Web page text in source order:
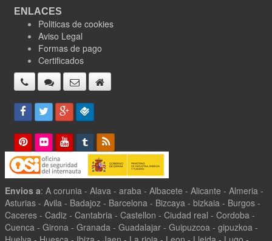
ENLACES
Politicas de cookies
Aviso Legal
Formas de pago
Certificados
Envios a: A corunia - Alava - araba - Albacete - Alicante - Almeria -
Asturias - Avila - Badajoz - Barcelona - Bizcaya - bizkaia - Burgos -
Caceres - Cadiz - Cantabria - Castellon - Ciudad real - Cordoba -
Cuenca - Girona - Granada - Guadalajar - Guipuzcoa - gipuzkoa -